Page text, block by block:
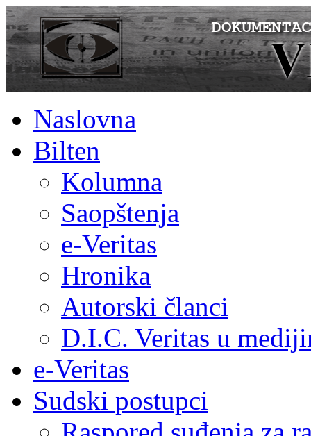
Naslovna
Bilten
Kolumna
Saopštenja
e-Veritas
Hronika
Autorski članci
D.I.C. Veritas u
e-Veritas
Sudski postupci